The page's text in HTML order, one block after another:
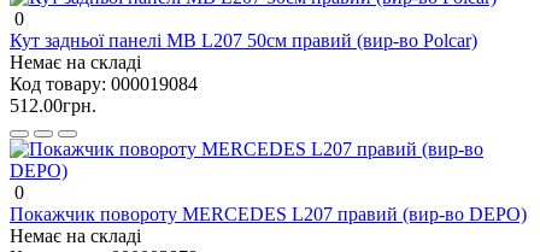
0
Кут задньої панелі MB L207 50см правий (вир-во Polcar)
Немає на складі
Код товару: 000019084
512.00грн.
0
Покажчик повороту MERCEDES L207 правий (вир-во DEPO)
Немає на складі